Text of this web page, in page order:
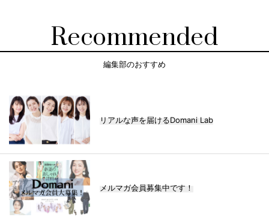
Recommended
編集部のおすすめ
リアルな声を届けるDomani Lab
メルマガ会員募集中です！